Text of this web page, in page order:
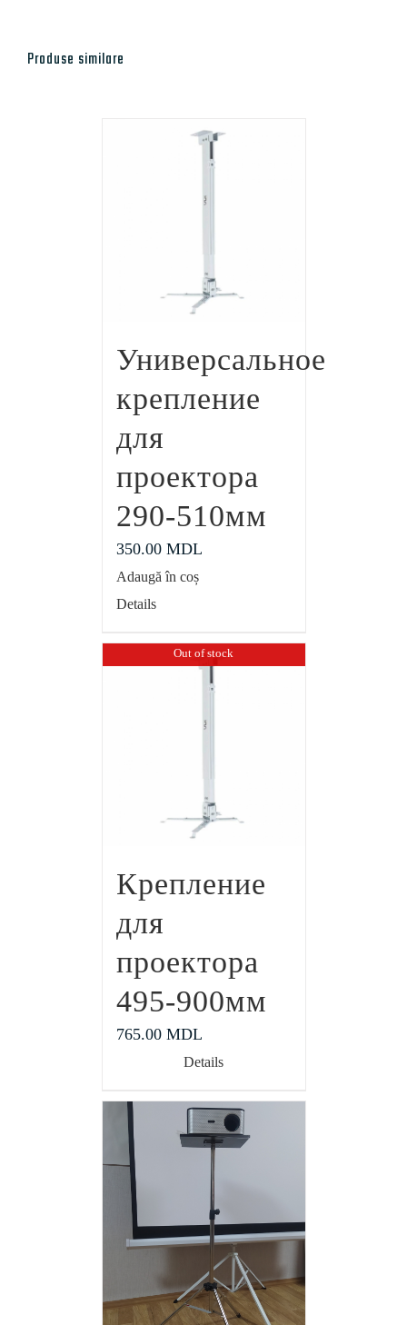
Produse similare
Универсальное
крепление
для
проектора
290-510мм
350.00 MDL
Adaugă în coș
Details
Out of stock
Крепление
для
проектора
495-900мм
765.00 MDL
Details